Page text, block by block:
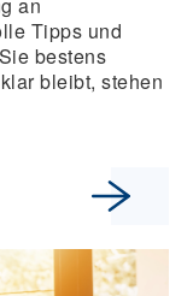
Tipps und
bestens
bleibt, stehen